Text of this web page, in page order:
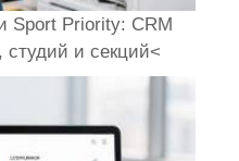
Sport Priority: CRM
студий и секций<